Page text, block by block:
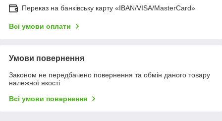
Переказ на банківську карту «IBAN/VISA/MasterCard»
Всі умови оплати
Умови повернення
Законом не передбачено повернення та обмін даного товару
належної якості
Всі умови повернення